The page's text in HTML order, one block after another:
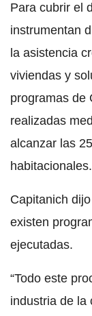
Para cubrir el
instrumentan
la asistencia
viviendas y
programas de
realizadas
alcanzar las
habitacionales.
Capitanich
existen
ejecutadas.
“Todo este
industria de la